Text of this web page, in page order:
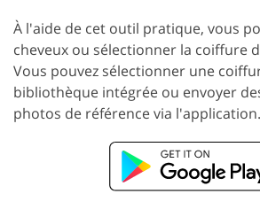
À l'aide de cet outil pratique, vous
cheveux ou sélectionner la coiffure
Vous pouvez sélectionner une
bibliothèque intégrée ou envoyer
photos de référence via l'application.